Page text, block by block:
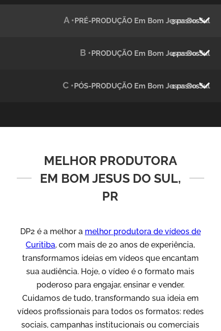
Animação 2D
Vídeos de Produtos e Serviços
A •PRÉ-PRODUÇÃO Em Bom Jesus Do Sul
3 passos
B •PRODUÇÃO Em Bom Jesus Do Sul
4 passos
C •PÓS-PRODUÇÃO Em Bom Jesus Do Sul
1 passos
MELHOR PRODUTORA
EM BOM JESUS DO SUL,
PR
DP2 é a melhor a melhor produtora de vídeos de
Curitiba, com mais de 20 anos de experiência,
transformamos ideias em vídeos que encantam
sua audiência. Hoje, o vídeo é o formato mais
poderoso para engajar, ensinar e vender.
Cuidamos de tudo, transformando sua ideia em
vídeos profissionais para todos os formatos: redes
sociais, campanhas institucionais ou comerciais